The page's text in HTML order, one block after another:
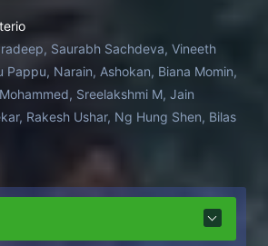
vengeance, revealing that even
rules the hills.
Saurabh Sachdeva, Vineeth
Pappu, Narain, Ashokan, Biana Momin,
Sreelakshmi M, Jain
Rakesh Ushar, Ng Hung Shen, Bilas